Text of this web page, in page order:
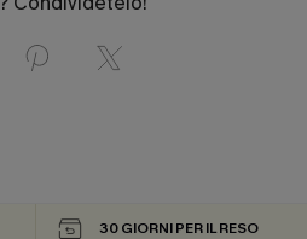
30 GIORNI PER IL RESO